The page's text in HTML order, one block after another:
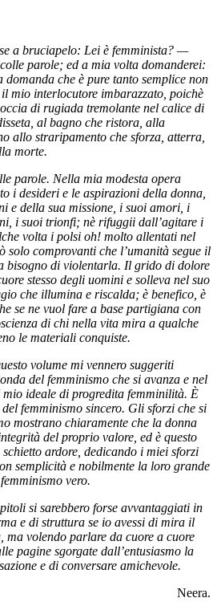
a bruciapelo: Lei è femminista? —
parole; ed a mia volta domanderei:
domanda che è pure tanto semplice non
mio interlocutore imbarazzato, poichè
di rugiada tremolante nel calice di
al bagno che ristora, alla
allo straripamento che sforza, atterra,
morte.
parole. Nella mia modesta opera
i desideri e le aspirazioni della donna,
e della sua missione, i suoi amori, i
i suoi trionfi; nè rifuggii dall’agitare i
volta i polsi oh! molto allentati nel
solo comprovanti che l’umanità segue il
bisogno di violentarla. Il grido di dolore
stesso degli uomini e solleva nel suo
che illumina e riscalda; è benefico, è
se ne vuol fare a base partigiana con
di chi nella vita mira a qualche
le materiali conquiste.
volume mi vennero suggeriti
del femminismo che si avanza e nel
ideale di progredita femminilità. È
femminismo sincero. Gli sforzi che si
mostrano chiaramente che la donna
del proprio valore, ed è questo
schietto ardore, dedicando i miei sforzi
semplicità e nobilmente la loro grande
vero.
si sarebbero forse avvantaggiati in
e di struttura se io avessi di mira il
ma volendo parlare da cuore a cuore
pagine sgorgate dall’entusiasmo la
e di conversare amichevole.
Neera.